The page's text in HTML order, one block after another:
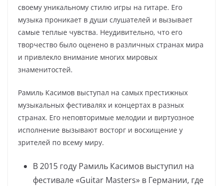
своему уникальному стилю игры на гитаре. Его
музыка проникает в души слушателей и вызывает
самые теплые чувства. Неудивительно, что его
творчество было оценено в различных странах мира
и привлекло внимание многих мировых
знаменитостей.
Рамиль Касимов выступал на самых престижных
музыкальных фестивалях и концертах в разных
странах. Его неповторимые мелодии и виртуозное
исполнение вызывают восторг и восхищение у
зрителей по всему миру.
В 2015 году Рамиль Касимов выступил на
фестивале «Guitar Masters» в Германии, где